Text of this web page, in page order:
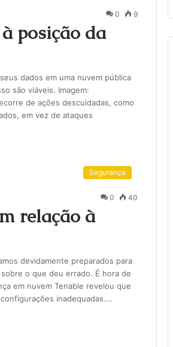
0 9
posição da
dados em uma nuvem pública
são viáveis. Imagem:
de ações descuidadas, como
em vez de ataques
Segurança
0 40
relação à
devidamente preparados para
o que deu errado. É hora de
em nuvem Tenable revelou que
inadequadas.…